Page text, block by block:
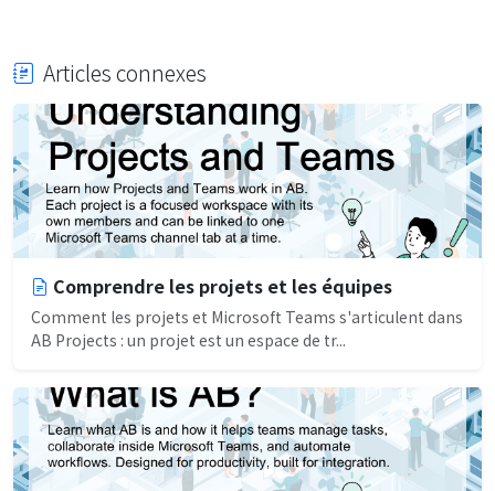
Articles connexes
Comprendre les projets et les équipes
Comment les projets et Microsoft Teams s'articulent dans
AB Projects : un projet est un espace de tr...